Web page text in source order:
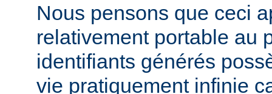
Nous pensons que ceci
relativement portable au
identifiants générés
vie pratiquement infinie